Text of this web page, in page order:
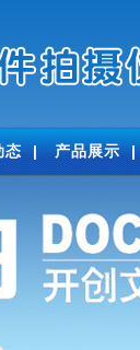
态|产品展示